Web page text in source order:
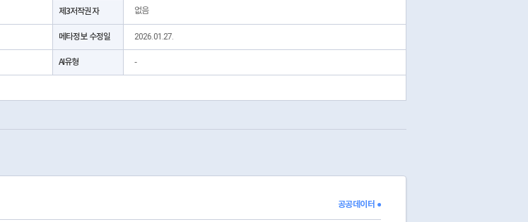
제3저작권자 없음
메타정보 수정일 2026.01.27.
AI유형 -
공공데이터 ●